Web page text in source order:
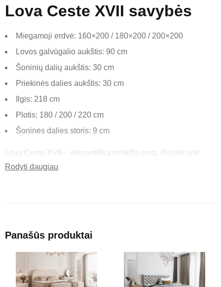
Lova Ceste XVII savybės
Miegamoji erdvė: 160×200 / 180×200 / 200×200
Lovos galvūgalio aukštis: 90 cm
Šoninių dalių aukštis: 30 cm
Priekinės dalies aukštis: 30 cm
Ilgis: 218 cm
Plotis: 180 / 200 / 220 cm
Šoninės dalies storis: 9 cm
Lova Ceste XVII – elegantiška minkšta lova, išsiskirianti
subtiliu, tačiau išskirtiniu dizainu. Švelniai dygsniuotas
Stabili konstrukcija – tvirtas pagrindas ilgaamžiam
naudojimui.
Uždara forma – estetiškas dizainas iš visų pusių.
Rodyti daugiau
Panašūs produktai